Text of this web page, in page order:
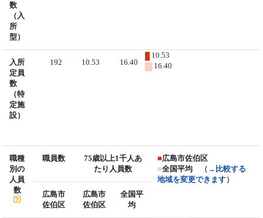
数
（入
所
型）
入所
定員
数
（特
定施
設）
192 10.53 16.40
10.53
16.40
職種
別の
人員
数
職員数
75歳以上1千人あ
たり人員数
■広島市佐伯区
■全国平均
（→比較する
地域を変更できます）
広島市
佐伯区
広島市
佐伯区
全国平
均